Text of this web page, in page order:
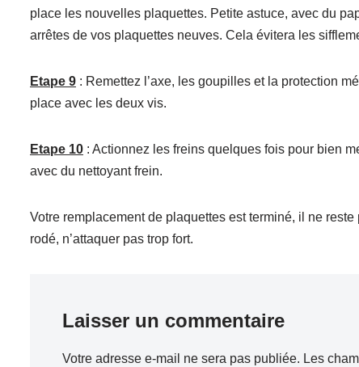
place les nouvelles plaquettes. Petite astuce, avec du
arrêtes de vos plaquettes neuves. Cela évitera les
Etape 9 : Remettez l’axe, les goupilles et la protection
place avec les deux vis.
Etape 10 : Actionnez les freins quelques fois pour bien
avec du nettoyant frein.
Votre remplacement de plaquettes est terminé, il ne
rodé, n’attaquer pas trop fort.
Laisser un commentaire
Votre adresse e-mail ne sera pas publiée. Les